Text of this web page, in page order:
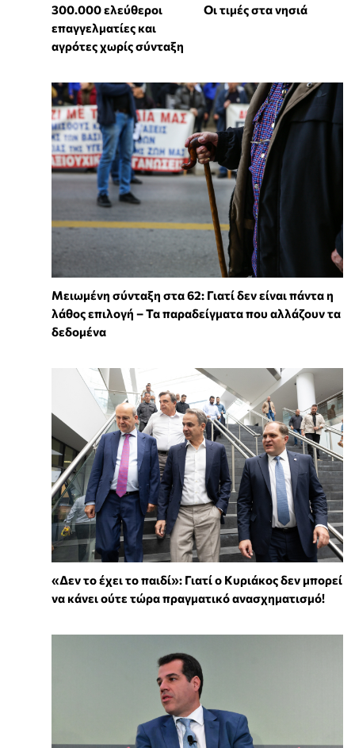
300.000 ελεύθεροι
επαγγελματίες και
αγρότες χωρίς σύνταξη
Οι τιμές στα νησιά
Μειωμένη σύνταξη στα 62: Γιατί δεν είναι πάντα η
λάθος επιλογή – Τα παραδείγματα που αλλάζουν τα
δεδομένα
«Δεν το έχει το παιδί»: Γιατί ο Κυριάκος δεν μπορεί
να κάνει ούτε τώρα πραγματικό ανασχηματισμό!